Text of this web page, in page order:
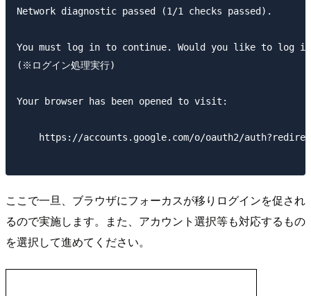
Network diagnostic passed (1/1 checks passed).
You must log in to continue. Would you like to log
(※ログイン処理実行)
Your browser has been opened to visit:
https://accounts.google.com/o/oauth2/
ここで一旦、ブラウザにフォーカスが移りログインを促され
るので実施します。また、アカウント選択等も対応するもの
を選択して進めてください。